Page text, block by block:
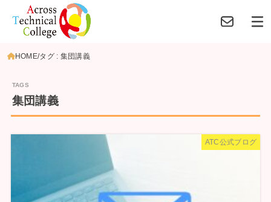
HOME タグ : 集団講義
集団講義
ATC公式ブログ